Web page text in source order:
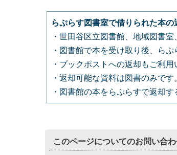
らぷらす図書室で借りられた本の
・世田谷区立図書館、地域図書
・図書館で本を受け取り後、ら
・ブックポストへの返却もご利用
・返却可能な資料は図書のみで
・図書館の本をらぷらすで返却す
このページについてのお問い合